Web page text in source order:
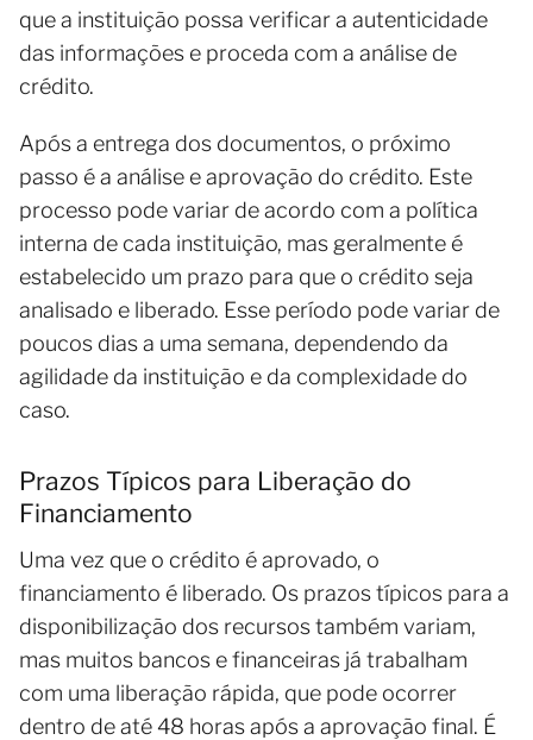
que a instituição possa verificar a autenticidade
das informações e proceda com a análise de
crédito.
Após a entrega dos documentos, o próximo
passo é a análise e aprovação do crédito. Este
processo pode variar de acordo com a política
interna de cada instituição, mas geralmente é
estabelecido um prazo para que o crédito seja
analisado e liberado. Esse período pode variar de
poucos dias a uma semana, dependendo da
agilidade da instituição e da complexidade do
caso.
Prazos Típicos para Liberação do
Financiamento
Uma vez que o crédito é aprovado, o
financiamento é liberado. Os prazos típicos para a
disponibilização dos recursos também variam,
mas muitos bancos e financeiras já trabalham
com uma liberação rápida, que pode ocorrer
dentro de até 48 horas após a aprovação final. É